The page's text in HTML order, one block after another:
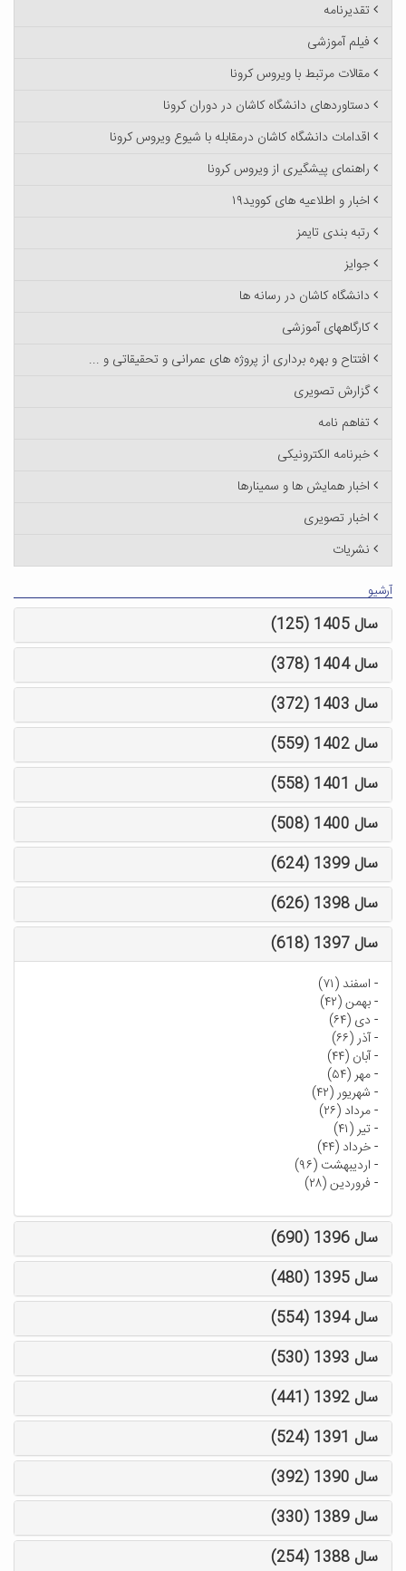
تقدیرنامه
فیلم آموزشی
مقالات مرتبط با ویروس کرونا
دستاوردهای دانشگاه کاشان در دوران کرونا
اقدامات دانشگاه کاشان درمقابله با شیوع ویروس کرونا
راهنمای پیشگیری از ویروس کرونا
اخبار و اطلاعیه های کووید۱۹
رتبه بندی تایمز
جوایز
دانشگاه کاشان در رسانه ها
کارگاههای آموزشی
افتتاح و بهره برداری از پروژه های عمرانی و تحقیقاتی و ...
گزارش تصویری
تفاهم نامه
خبرنامه الکترونیکی
اخبار همایش ها و سمینارها
اخبار تصویری
نشریات
آرشیو
سال 1405 (125)
سال 1404 (378)
سال 1403 (372)
سال 1402 (559)
سال 1401 (558)
سال 1400 (508)
سال 1399 (624)
سال 1398 (626)
سال 1397 (618)
- اسفند (۷۱)
-بهمن (۴۲)
- دی (۶۴)
-آذر (۶۶)
-آبان (۴۴)
-مهر (۵۴)
- شهریور (۴۲)
-مرداد (۲۶)
-تیر (۴۱)
-خرداد (۴۴)
- اردیبهشت (۹۶)
- فروردین (۲۸)
سال 1396 (690)
سال 1395 (480)
سال 1394 (554)
سال 1393 (530)
سال 1392 (441)
سال 1391 (524)
سال 1390 (392)
سال 1389 (330)
سال 1388 (254)